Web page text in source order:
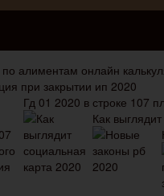
по алиментам онлайн
при закрытии ип 2020
Гд 01 2020 в строке 107
Как